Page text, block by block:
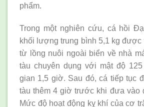
phẩm.
Trong một nghiên cứu, cá hồi
khối lượng trung bình 5,1 kg được
từ lồng nuôi ngoài biển về nhà
tàu chuyên dụng với mật độ 125
gian 1,5 giờ. Sau đó, cá tiếp tục
tàu thêm 4 giờ trước khi đưa vào
Mức độ hoạt động kỵ khí của cơ